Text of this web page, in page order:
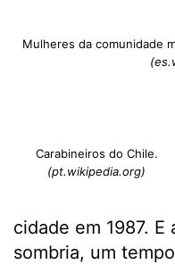
Mulheres da comunidade
Carabineiros do Chile.
(pt.wikipedia.org)
cidade em 1987.
sombria, um